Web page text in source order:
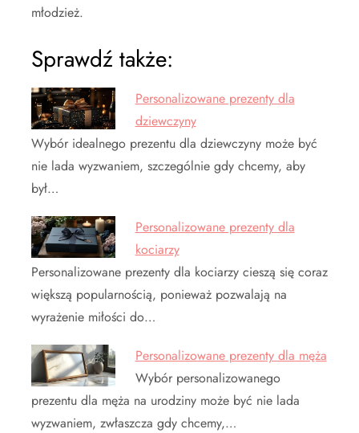
młodzież.
Sprawdź także:
Personalizowane prezenty dla
dziewczyny
Wybór idealnego prezentu dla dziewczyny może być
nie lada wyzwaniem, szczególnie gdy chcemy, aby
był…
Personalizowane prezenty dla
kociarzy
Personalizowane prezenty dla kociarzy cieszą się coraz
większą popularnością, ponieważ pozwalają na
wyrażenie miłości do…
Personalizowane prezenty dla męża
Wybór personalizowanego
prezentu dla męża na urodziny może być nie lada
wyzwaniem, zwłaszcza gdy chcemy,…